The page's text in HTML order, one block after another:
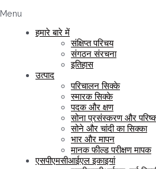
Menu
हमारे बारे में
संक्षिप्त परिचय
संगठन संरचना
इतिहास
उत्पाद
परिचालन सिक्के
स्मारक सिक्के
पदक और क्षण
सोना प्रसंस्करण और
सोने और चांदी का सिक्का
भार और मापन
मानक फील्ड परीक्षण मापक
एसपीएमसीआईएल इकाइयां